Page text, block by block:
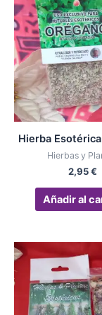
Hierba
Hierbas y
2,95€
Añadir al